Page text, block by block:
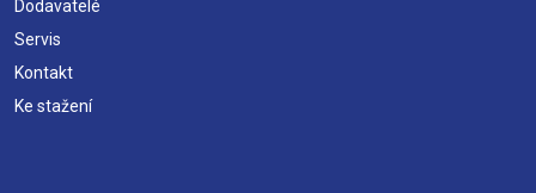
Dodavatelé
Servis
Kontakt
Ke stažení